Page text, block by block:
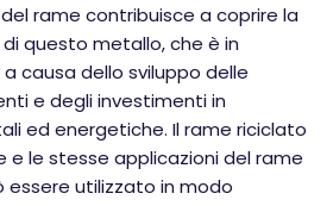
rame contribuisce a coprire la
questo metallo, che è in
causa dello sviluppo delle
e degli investimenti in
ed energetiche. Il rame riciclato
e le stesse applicazioni del rame
essere utilizzato in modo